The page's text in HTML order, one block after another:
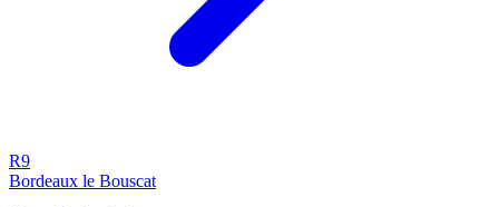
R9
Bordeaux le Bouscat